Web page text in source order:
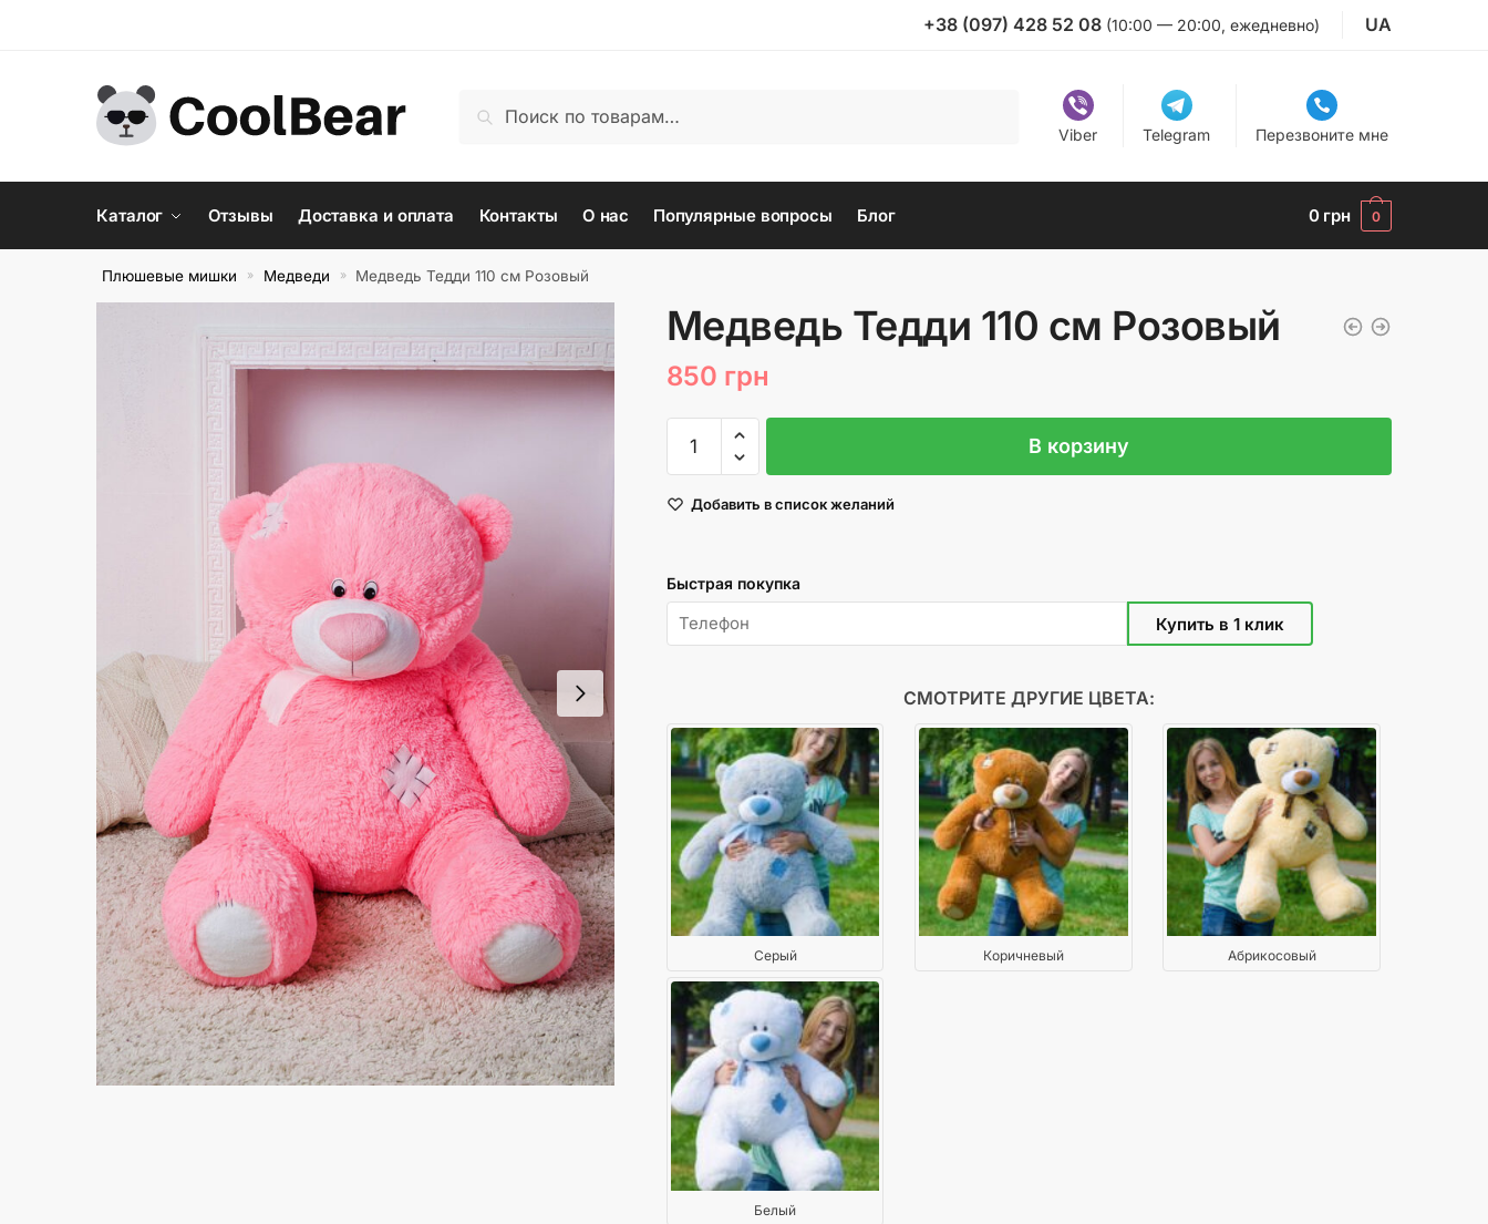
+38 (097) 428 52 08 (10:00 — 20:00, ежедневно) UA
Поиск
Viber Telegram Перезвоните мне
Каталог Отзывы Доставка и оплата Контакты О нас Популярные вопросы Блог 0 грн 0
Плюшевые мишки » Медведи » Медведь Тедди 110 см Розовый
Медведь Тедди 110 см Розовый
850 грн
Количество
товара
Тедди
Розовый
В корзину
Добавить в список желаний
Быстрая покупка
СМОТРИТЕ ДРУГИЕ ЦВЕТА:
Серый Коричневый Абрикосовый
Белый